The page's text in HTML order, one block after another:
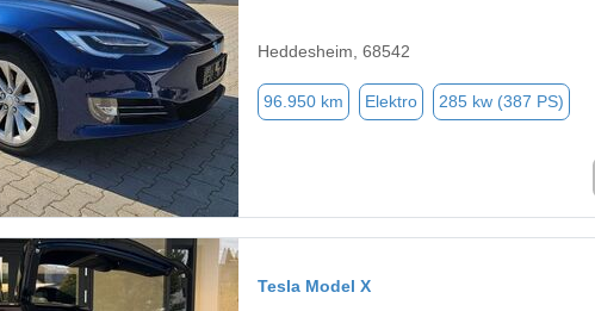
Heddesheim, 68542
96.950 km Elektro 285 kw (387 PS)
Tesla Model X